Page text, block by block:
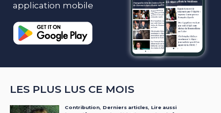
application mobile
LES PLUS LUS CE MOIS